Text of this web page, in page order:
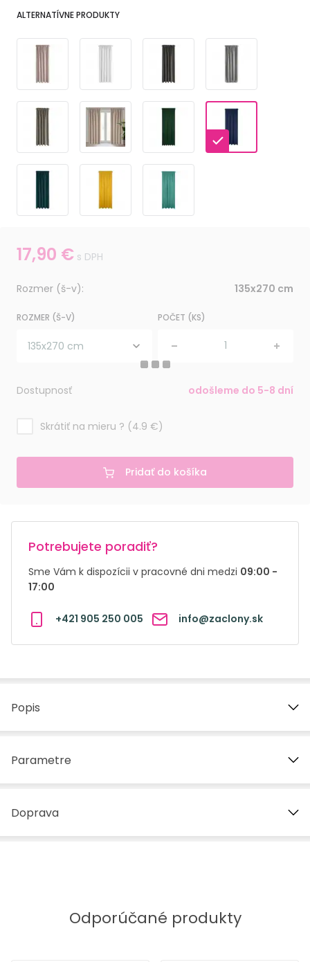
ALTERNATÍVNE PRODUKTY
17,90 € s DPH
Rozmer (š-v): 135x270 cm
ROZMER (Š-V) POČET (KS)
Dostupnosť odošleme do 5-8 dní
Skrátiť na mieru ? (4.9 €)
Pridať do košíka
Potrebujete poradiť?
Sme Vám k dispozícii v pracovné dni medzi 09:00 -
17:00
+421 905 250 005 info@zaclony.sk
Popis
Parametre
Doprava
Odporúčané produkty